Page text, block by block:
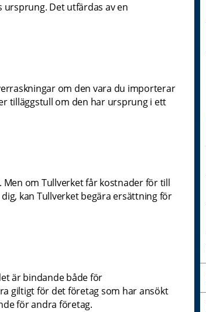
Det utfärdas av en
om den vara du importerar
tilläggstull om den har ursprung i ett
om Tullverket får kostnader för till
kan Tullverket begära ersättning för
är bindande både för
giltigt för det företag som har ansökt
för andra företag.